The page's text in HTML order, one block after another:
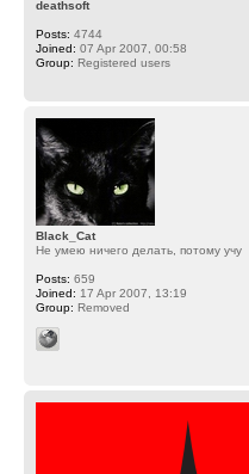
deathsoft
Posts: 4744
Joined: 07 Apr 2007, 00:58
Group: Registered users
Black_Cat
Не умею ничего делать, потому учу
Posts: 659
Joined: 17 Apr 2007, 13:19
Group: Removed